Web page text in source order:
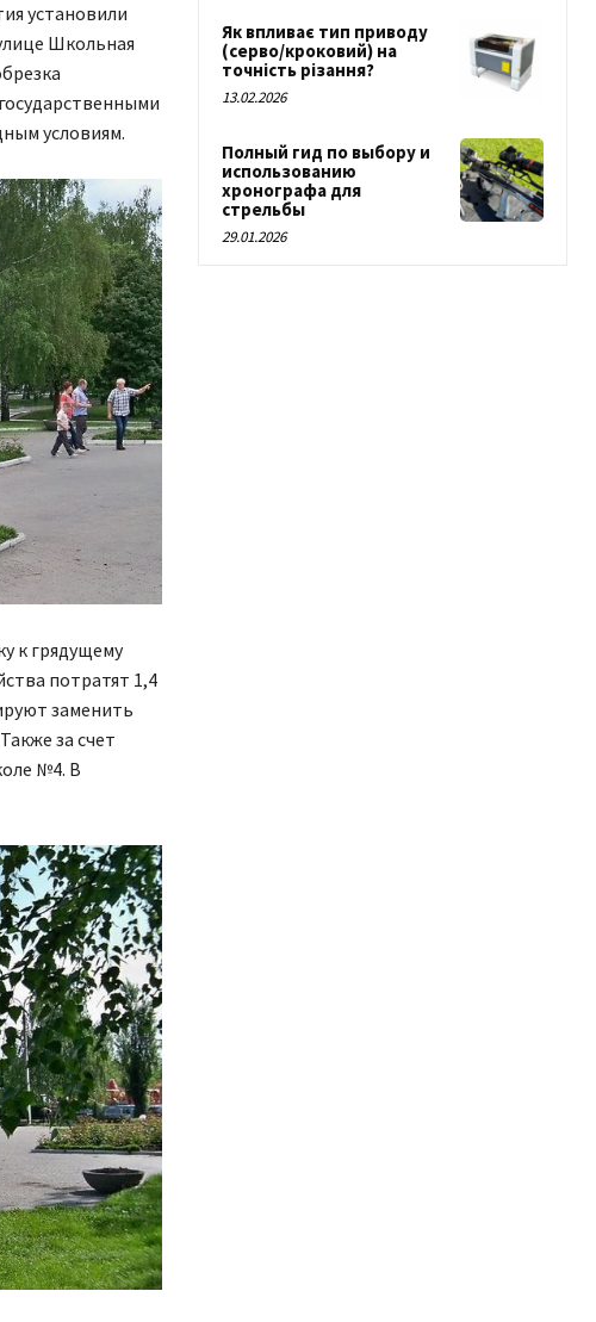
установили
Школьная
условиям.
к грядущему
потратят 1,4
заменить
за счет
№4. В
Як впливає тип приводу
(серво/кроковий) на
точність різання?
13.02.2026
Полный гид по выбору и
использованию
хронографа для
стрельбы
29.01.2026